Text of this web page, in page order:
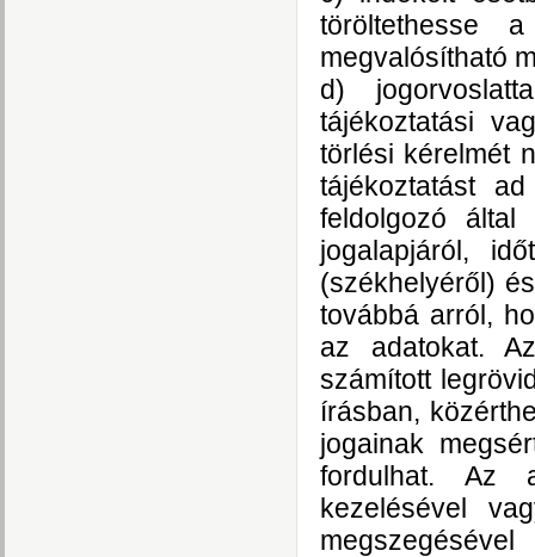
töröltethesse
megvalósítható
d)
tájékoztatási
törlési kérelmét
tájékoztatást
feldolgozó által
jogalapjáról,
(székhelyéről)
továbbá arról,
az adatokat.
számított
írásban,
jogainak
fordulhat. Az
kezelésével